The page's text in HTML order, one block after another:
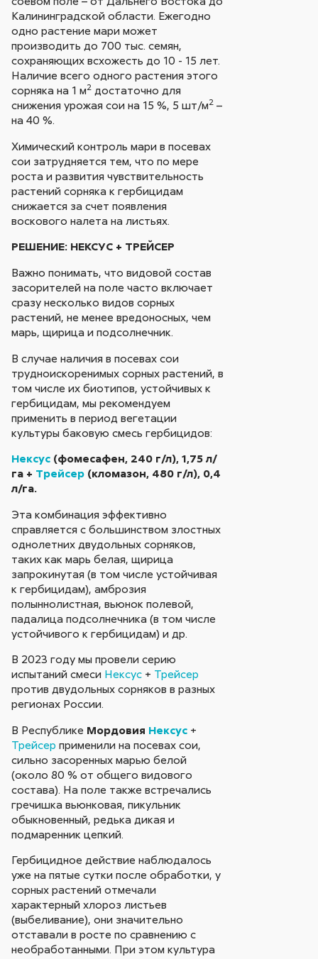
Калининградской области. Ежегодно
одно растение мари может
производить до 700 тыс. семян,
сохраняющих всхожесть до 10 - 15 лет.
Наличие всего одного растения этого
сорняка на 1 м2 достаточно для
снижения урожая сои на 15 %, 5 шт/м2 –
на 40 %.
Химический контроль мари в посевах
сои затрудняется тем, что по мере
роста и развития чувствительность
растений сорняка к гербицидам
снижается за счет появления
воскового налета на листьях.
РЕШЕНИЕ: НЕКСУС + ТРЕЙСЕР
Важно понимать, что видовой состав
засорителей на поле часто включает
сразу несколько видов сорных
растений, не менее вредоносных, чем
марь, щирица и подсолнечник.
В случае наличия в посевах сои
трудноискоренимых сорных растений, в
том числе их биотипов, устойчивых к
гербицидам, мы рекомендуем
применить в период вегетации
культуры баковую смесь гербицидов:
Нексус (фомесафен, 240 г/л), 1,75 л/
га + Трейсер (кломазон, 480 г/л), 0,4
л/га.
Эта комбинация эффективно
справляется с большинством злостных
однолетних двудольных сорняков,
таких как марь белая, щирица
запрокинутая (в том числе устойчивая
к гербицидам), амброзия
полыннолистная, вьюнок полевой,
падалица подсолнечника (в том числе
устойчивого к гербицидам) и др.
В 2023 году мы провели серию
испытаний смеси Нексус + Трейсер
против двудольных сорняков в разных
регионах России.
В Республике Мордовия Нексус +
Трейсер применили на посевах сои,
сильно засоренных марью белой
(около 80 % от общего видового
состава). На поле также встречались
гречишка вьюнковая, пикульник
обыкновенный, редька дикая и
подмаренник цепкий.
Гербицидное действие наблюдалось
уже на пятые сутки после обработки, у
сорных растений отмечали
характерный хлороз листьев
(выбеливание), они значительно
отставали в росте по сравнению с
необработанными. При этом культура